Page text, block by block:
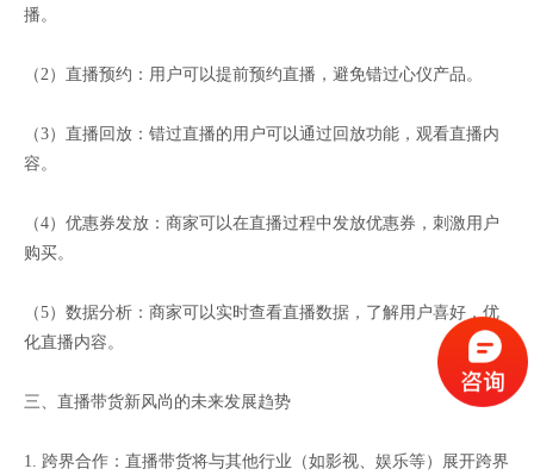
播。
（2）直播预约：用户可以提前预约直播，避免错过心仪产品。
（3）直播回放：错过直播的用户可以通过回放功能，观看直播内
容。
（4）优惠券发放：商家可以在直播过程中发放优惠券，刺激用户
购买。
（5）数据分析：商家可以实时查看直播数据，了解用户喜好，优
化直播内容。
三、直播带货新风尚的未来发展趋势
1. 跨界合作：直播带货将与其他行业（如影视、娱乐等）展开跨界